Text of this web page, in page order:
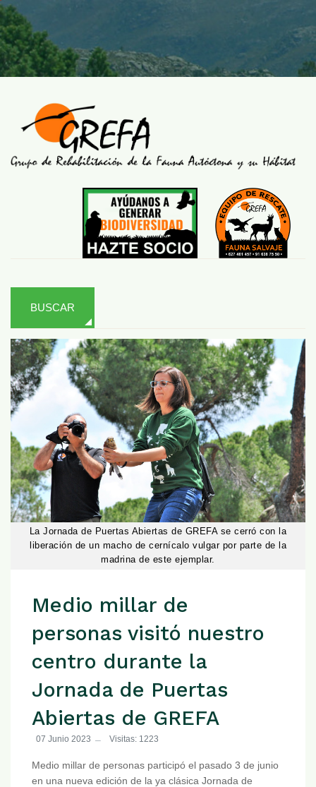
BUSCAR
La Jornada de Puertas Abiertas de GREFA se cerró con la
liberación de un macho de cernícalo vulgar por parte de la
madrina de este ejemplar.
Medio millar de
personas visitó nuestro
centro durante la
Jornada de Puertas
Abiertas de GREFA
07 Junio 2023 Visitas: 1223
Medio millar de personas participó el pasado 3 de junio
en una nueva edición de la ya clásica Jornada de